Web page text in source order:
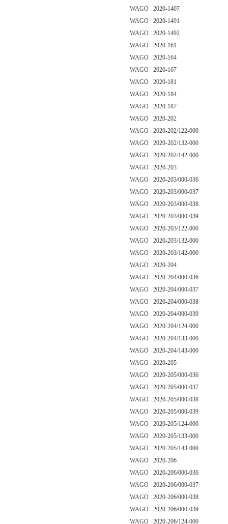
WAGO 2020-1407
WAGO 2020-1491
WAGO 2020-1492
WAGO 2020-161
WAGO 2020-164
WAGO 2020-167
WAGO 2020-181
WAGO 2020-184
WAGO 2020-187
WAGO 2020-202
WAGO 2020-202/122-000
WAGO 2020-202/132-000
WAGO 2020-202/142-000
WAGO 2020-203
WAGO 2020-203/000-036
WAGO 2020-203/000-037
WAGO 2020-203/000-038
WAGO 2020-203/000-039
WAGO 2020-203/122-000
WAGO 2020-203/132-000
WAGO 2020-203/142-000
WAGO 2020-204
WAGO 2020-204/000-036
WAGO 2020-204/000-037
WAGO 2020-204/000-038
WAGO 2020-204/000-039
WAGO 2020-204/124-000
WAGO 2020-204/133-000
WAGO 2020-204/143-000
WAGO 2020-205
WAGO 2020-205/000-036
WAGO 2020-205/000-037
WAGO 2020-205/000-038
WAGO 2020-205/000-039
WAGO 2020-205/124-000
WAGO 2020-205/133-000
WAGO 2020-205/143-000
WAGO 2020-206
WAGO 2020-206/000-036
WAGO 2020-206/000-037
WAGO 2020-206/000-038
WAGO 2020-206/000-039
WAGO 2020-206/124-000